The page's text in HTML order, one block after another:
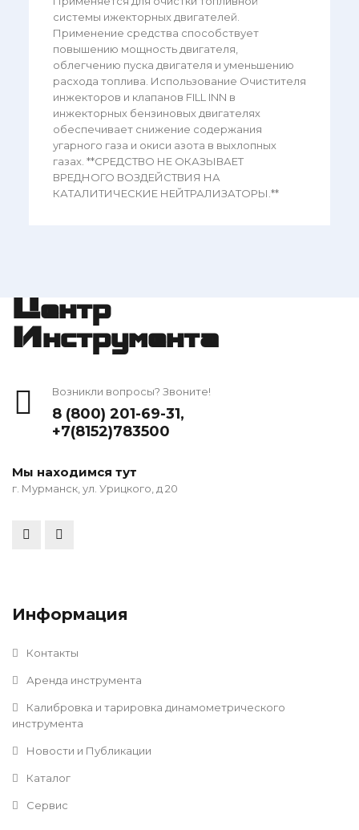
системы ижекторных двигателей.
Применение средства способствует
повышению мощность двигателя,
облегчению пуска двигателя и уменьшению
расхода топлива. Использование Очистителя
инжекторов и клапанов FILL INN в
инжекторных бензиновых двигателях
обеспечивает снижение содержания
угарного газа и окиси азота в выхлопных
газах. **СРЕДСТВО НЕ ОКАЗЫВАЕТ
ВРЕДНОГО ВОЗДЕЙСТВИЯ НА
КАТАЛИТИЧЕСКИЕ НЕЙТРАЛИЗАТОРЫ.**
Центр
Инструмента
Возникли вопросы? Звоните!
8 (800) 201-69-31,
+7(8152)783500
Мы находимся тут
г. Мурманск, ул. Урицкого, д 20
Информация
Контакты
Аренда инструмента
Калибровка и тарировка динамометрического
инструмента
Новости и Публикации
Каталог
Сервис